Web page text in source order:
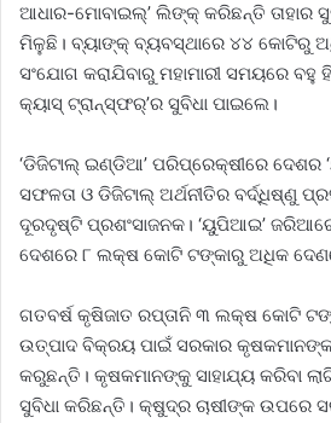
ଆଧାର-ମୋବାଇଲ୍‌’ ଲିଙ୍କ୍‌ କରିଛନ୍ତି ତାହାର
ମିଳୁଛି। ବ୍ୟାଙ୍କ୍‌ ବ୍ୟବସ୍ଥାରେ ୪୪ କୋଟିରୁ
ସଂଯୋଗ କରାଯିବାରୁ ମହାମାରୀ ସମୟରେ ବହୁ
କ୍ୟାସ୍‌ ଟ୍ରାନ୍‌ସ୍‌ଫର୍‌’ର ସୁବିଧା ପାଇଲେ।
‘ଡିଜିଟାଲ୍‌ ଇଣ୍ଡିଆ’ ପରିପ୍ରେକ୍ଷୀରେ ଦେଶର
ସଫଳତା ଓ ଡିଜିଟାଲ୍‌ ଅର୍ଥନୀତିର ବର୍ଦ୍ଧିଷ୍ଣୁ
ଦୂରଦୃଷ୍ଟି ପ୍ରଶଂସାଜନକ। ‘ୟୁପିଆଇ’
ଦେଶରେ ୮ ଲକ୍ଷ କୋଟି ଟଙ୍କାରୁ ଅଧିକ
ଗତବର୍ଷ କୃଷିଜାତ ରପ୍ତାନି ୩ ଲକ୍ଷ କୋଟି
ଉତ୍ପାଦ ବିକ୍ରୟ ପାଇଁ ସରକାର
କରୁଛନ୍ତି। କୃଷକମାନଙ୍କୁ ସାହାଯ୍ୟ କରିବା
ସୁବିଧା କରିଛନ୍ତି। କ୍ଷୁଦ୍ର ଚାଷୀଙ୍କ ଉପରେ